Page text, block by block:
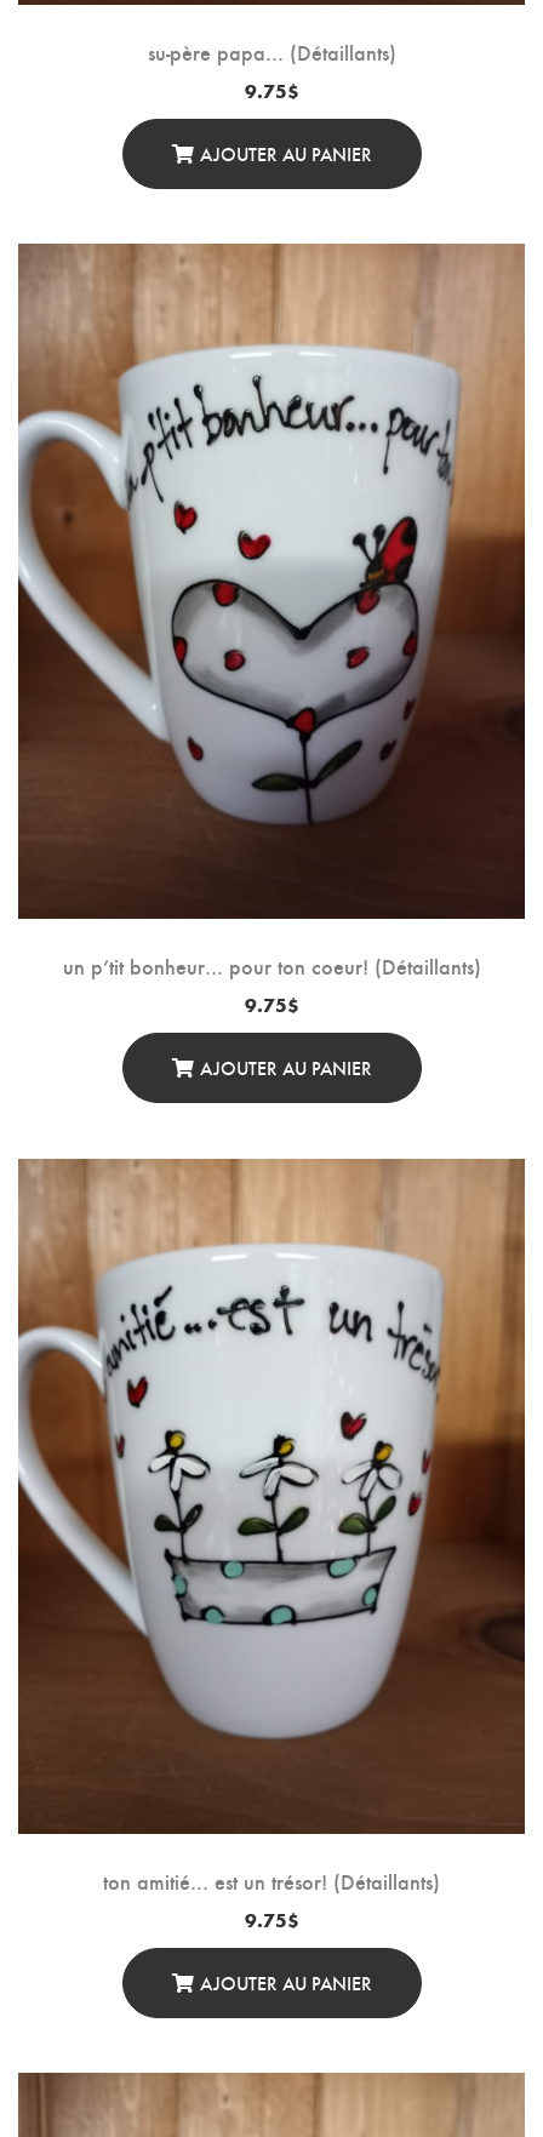
su-père papa… (Détaillants)
9.75$
AJOUTER AU PANIER
un p’tit bonheur… pour ton coeur! (Détaillants)
9.75$
AJOUTER AU PANIER
ton amitié… est un trésor! (Détaillants)
9.75$
AJOUTER AU PANIER